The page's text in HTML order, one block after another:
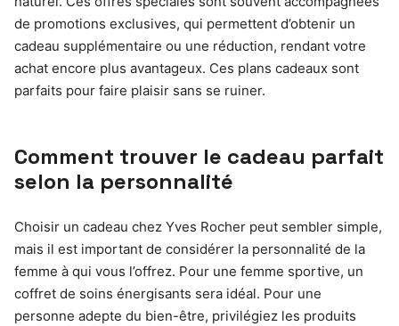
de promotions exclusives, qui permettent d’obtenir un
cadeau supplémentaire ou une réduction, rendant votre
achat encore plus avantageux. Ces plans cadeaux sont
parfaits pour faire plaisir sans se ruiner.
Comment trouver le cadeau parfait
selon la personnalité
Choisir un cadeau chez Yves Rocher peut sembler simple,
mais il est important de considérer la personnalité de la
femme à qui vous l’offrez. Pour une femme sportive, un
coffret de soins énergisants sera idéal. Pour une
personne adepte du bien-être, privilégiez les produits